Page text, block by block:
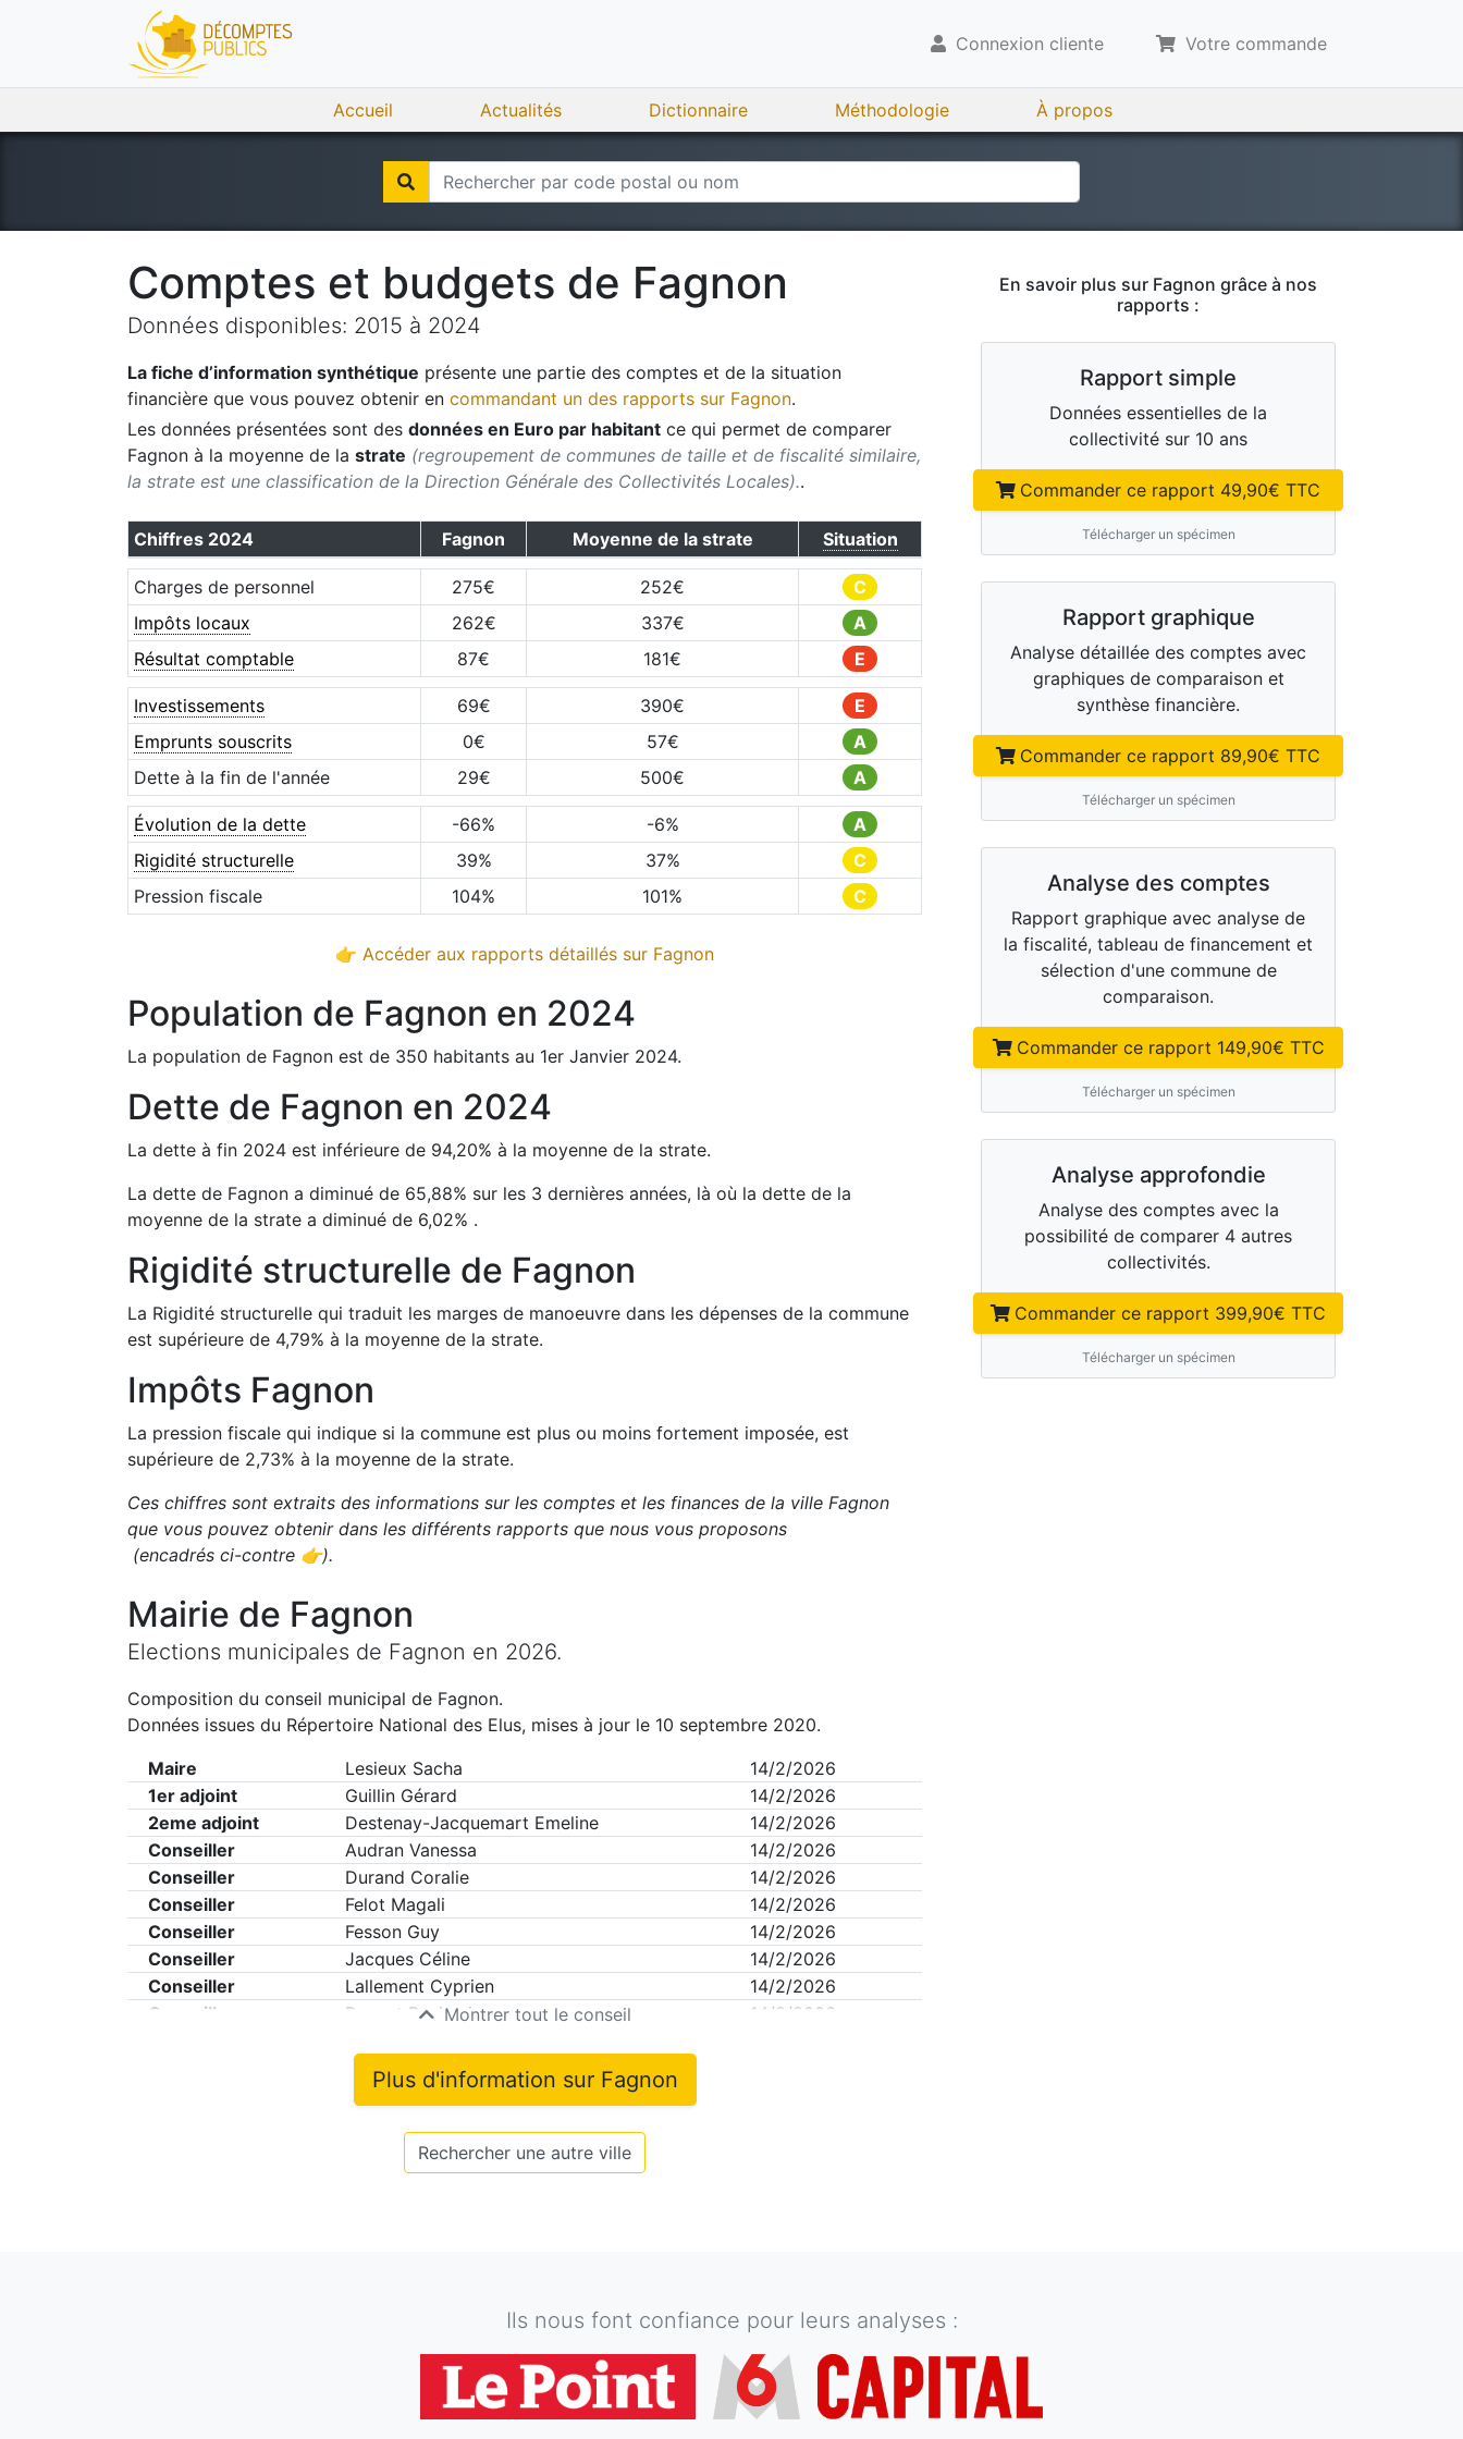
Connexion cliente Votre commande
Accueil Actualités Dictionnaire Méthodologie À propos
Comptes et budgets de Fagnon
Données disponibles: 2015 à 2024
La fiche d’information synthétique présente une partie des comptes et de la situation
financière que vous pouvez obtenir en commandant un des rapports sur Fagnon.
Les données présentées sont des données en Euro par habitant ce qui permet de comparer
Fagnon à la moyenne de la strate (regroupement de communes de taille et de fiscalité similaire,
la strate est une classification de la Direction Générale des Collectivités Locales)..
Chiffres 2024 Fagnon Moyenne de la strate Situation
Charges de personnel 275€ 252€
C
Impôts locaux
262€ 337€
A
Résultat comptable
87€ 181€ E
Investissements 69€ 390€
E
Emprunts souscrits
0€ 57€
A
Dette à la fin de l'année
29€ 500€ A
Évolution de la dette -66% -6%
A
Rigidité structurelle
39% 37%
C
Pression fiscale
104% 101% C
👉 Accéder aux rapports détaillés sur Fagnon
Population de Fagnon en 2024
La population de Fagnon est de 350 habitants au 1er Janvier 2024.
Dette de Fagnon en 2024
La dette à fin 2024 est inférieure de 94,20% à la moyenne de la strate.
La dette de Fagnon a diminué de 65,88% sur les 3 dernières années, là où la dette de la
moyenne de la strate a diminué de 6,02% .
Rigidité structurelle de Fagnon
La Rigidité structurelle qui traduit les marges de manoeuvre dans les dépenses de la commune
est supérieure de 4,79% à la moyenne de la strate.
Impôts Fagnon
La pression fiscale qui indique si la commune est plus ou moins fortement imposée, est
supérieure de 2,73% à la moyenne de la strate.
Ces chiffres sont extraits des informations sur les comptes et les finances de la ville Fagnon
que vous pouvez obtenir dans les différents rapports que nous vous proposons
(encadrés ci-contre 👉).
Mairie de Fagnon
Elections municipales de Fagnon en 2026.
Composition du conseil municipal de Fagnon.
Données issues du Répertoire National des Elus, mises à jour le 10 septembre 2020.
Maire
Lesieux Sacha
14/2/2026
1er adjoint
Guillin Gérard
14/2/2026
2eme adjoint
Destenay-Jacquemart Emeline
14/2/2026
Conseiller
Audran Vanessa
14/2/2026
Conseiller
Durand Coralie
14/2/2026
Conseiller
Felot Magali
14/2/2026
Conseiller
Fesson Guy
14/2/2026
Conseiller
Jacques Céline
14/2/2026
Conseiller
Lallement Cyprien
14/2/2026
Conseiller
Paquet Benjamin 14/2/2026
Montrer tout le conseil
Plus d'information sur Fagnon
Rechercher une autre ville
En savoir plus sur Fagnon grâce à nos
rapports :
Rapport simple
Données essentielles de la
collectivité sur 10 ans
Commander ce rapport 49,90€ TTC
Télécharger un spécimen
Rapport graphique
Analyse détaillée des comptes avec
graphiques de comparaison et
synthèse financière.
Commander ce rapport 89,90€ TTC
Télécharger un spécimen
Analyse des comptes
Rapport graphique avec analyse de
la fiscalité, tableau de financement et
sélection d'une commune de
comparaison.
Commander ce rapport 149,90€ TTC
Télécharger un spécimen
Analyse approfondie
Analyse des comptes avec la
possibilité de comparer 4 autres
collectivités.
Commander ce rapport 399,90€ TTC
Télécharger un spécimen
Ils nous font confiance pour leurs analyses :